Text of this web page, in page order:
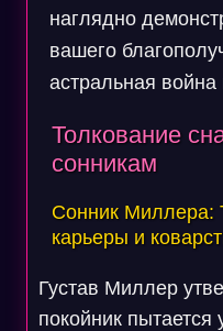
наглядно
вашего
астральная
Толкование
сонникам
Сонник Миллера:
карьеры и
Густав Миллер
покойник пытается